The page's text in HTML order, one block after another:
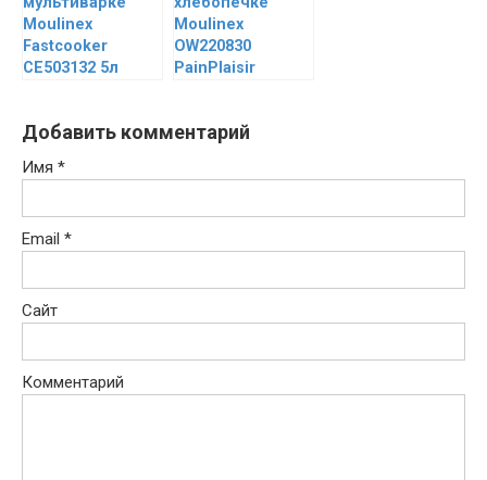
Moulinex
Fastcooker
CE503132 5л
Moulinex
OW220830
PainPlaisir
Добавить комментарий
Имя *
Email *
Сайт
Комментарий